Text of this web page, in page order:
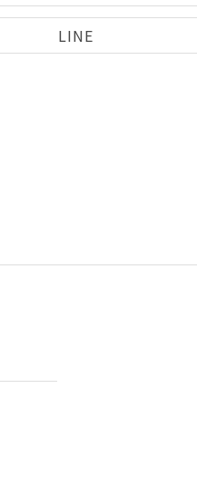
LINE